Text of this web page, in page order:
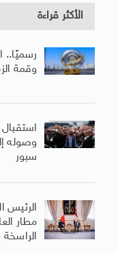
الأكثر قراءة
وقمة
وصوله
سبور
الرئيس
مطار